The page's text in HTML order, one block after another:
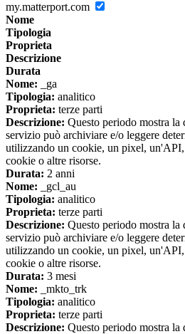
my.matterport.com
Nome
Tipologia
Proprieta
Descrizione
Durata
Nome: _ga
Tipologia: analitico
Proprieta: terze parti
Descrizione: Questo periodo mostra
servizio può archiviare e/o leggere
utilizzando un cookie, un pixel, un'API,
cookie o altre risorse.
Durata: 2 anni
Nome: _gcl_au
Tipologia: analitico
Proprieta: terze parti
Descrizione: Questo periodo mostra
servizio può archiviare e/o leggere
utilizzando un cookie, un pixel, un'API,
cookie o altre risorse.
Durata: 3 mesi
Nome: _mkto_trk
Tipologia: analitico
Proprieta: terze parti
Descrizione: Questo periodo mostra